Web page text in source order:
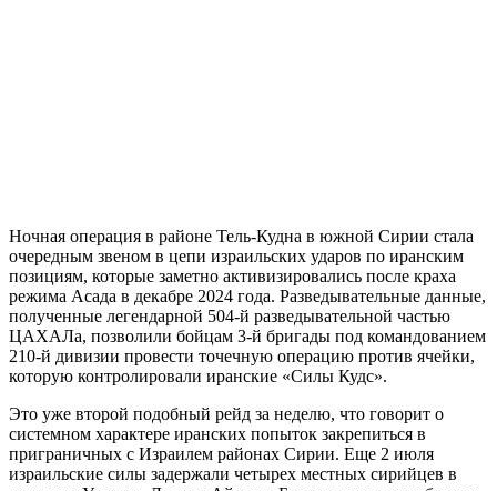
Ночная операция в районе Тель-Кудна в южной Сирии стала
очередным звеном в цепи израильских ударов по иранским
позициям, которые заметно активизировались после краха
режима Асада в декабре 2024 года. Разведывательные данные,
полученные легендарной 504-й разведывательной частью
ЦАХАЛа, позволили бойцам 3-й бригады под командованием
210-й дивизии провести точечную операцию против ячейки,
которую контролировали иранские «Силы Кудс».
Это уже второй подобный рейд за неделю, что говорит о
системном характере иранских попыток закрепиться в
приграничных с Израилем районах Сирии. Еще 2 июля
израильские силы задержали четырех местных сирийцев в